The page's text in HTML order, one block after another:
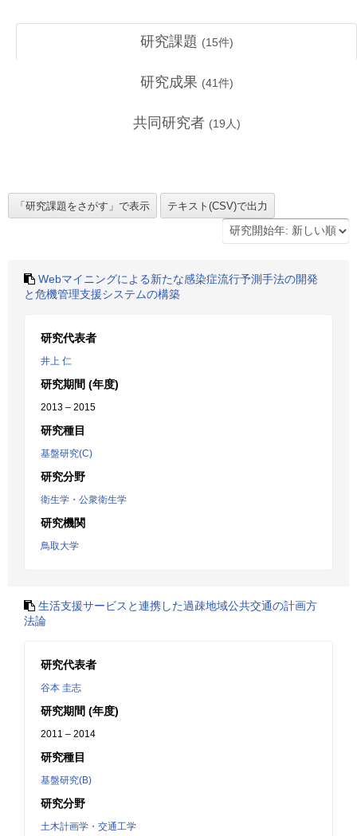
研究課題 (15件)
研究成果 (41件)
共同研究者 (19 人)
Webマイニングによる新たな感染症流行予測手法の開発
と危機管理支援システムの構築
研究代表者
井上 仁
研究期間 (年度)
2013 – 2015
研究種目
基盤研究(C)
研究分野
衛生学・公衆衛生学
研究機関
鳥取大学
生活支援サービスと連携した過疎地域公共交通の計画方
法論
研究代表者
谷本 圭志
研究期間 (年度)
2011 – 2014
研究種目
基盤研究(B)
研究分野
土木計画学・交通工学